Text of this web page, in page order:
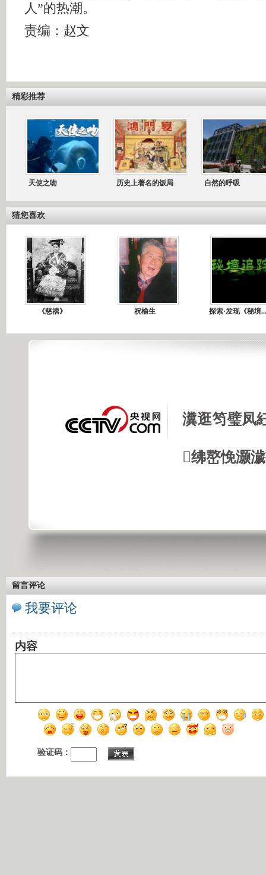
人”的热潮。
责编：赵文
精彩推荐
天使之吻 历史上著名的饭局 自然的呼吸
猜您喜欢
《慈禧》 祝榆生 探索·发现《秘境...
瀵逛笉璧凤
绋嶅悗灏
留言评论
我要评论
内容
验证码：